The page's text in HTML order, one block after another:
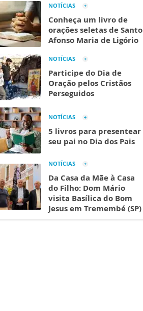
NOTÍCIAS
Conheça um livro de
orações seletas de Santo
Afonso Maria de Ligório
NOTÍCIAS
Participe do Dia de
Oração pelos Cristãos
Perseguidos
NOTÍCIAS
5 livros para presentear
seu pai no Dia dos Pais
NOTÍCIAS
Da Casa da Mãe à Casa
do Filho: Dom Mário
visita Basílica do Bom
Jesus em Tremembé (SP)